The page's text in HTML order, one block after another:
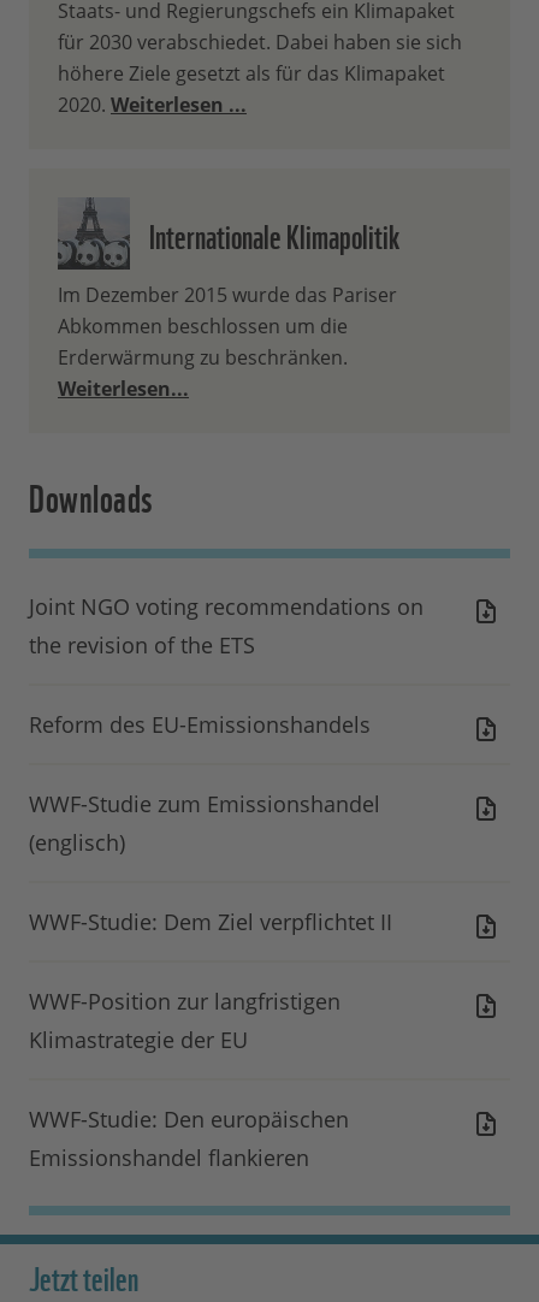
erhalten, sollten nachweisen,
dass sie in Energieeffizienz und
Klimaschutzmaßnahmen
investieren. Setzen
Prozent gekürzt werden.
Unternehmen, die ihre
Industrieanlagen bereits auf
klimaneutrale Verfahren
umgestellt haben, sollten die
kostenlose Zuteilung
Staats- und Regierungschefs ein Klimapaket
für 2030 verabschiedet. Dabei haben sie sich
höhere Ziele gesetzt als für das Klimapaket
2020. Weiterlesen ...
Internationale Klimapolitik
Im Dezember 2015 wurde das Pariser
Abkommen beschlossen um die
Erderwärmung zu beschränken.
Weiterlesen...
Downloads
Joint NGO voting recommendations on
the revision of the ETS
Reform des EU-Emissionshandels
WWF-Studie zum Emissionshandel
(englisch)
WWF-Studie: Dem Ziel verpflichtet II
WWF-Position zur langfristigen
Klimastrategie der EU
WWF-Studie: Den europäischen
Emissionshandel flankieren
Jetzt teilen